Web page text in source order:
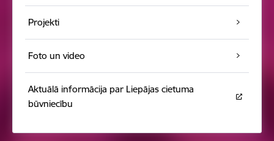
Projekti
Foto un video
Aktuālā informācija par Liepājas cietuma
būvniecību